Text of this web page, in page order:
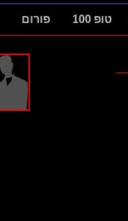
טופ 100 פורום